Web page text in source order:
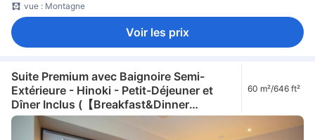
vue : Montagne
Voir les prix
Suite Premium avec Baignoire Semi-
Extérieure - Hinoki - Petit-Déjeuner et
Dîner Inclus (【Breakfast&Dinner
Included】Premium Suite with Semi
Open-Air Bath - Hinoki)
60 m²/646 ft²